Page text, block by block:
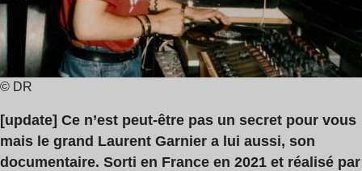
© DR
[update] Ce n’est peut-être pas un secret pour vous
mais le grand Laurent Garnier a lui aussi, son
documentaire. Sorti en France en 2021 et réalisé par